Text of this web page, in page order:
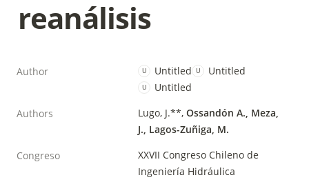
reanálisis
Author U Untitled U Untitled
U
Untitled
Authors
Lugo, J.**, Ossandón A., Meza,
J., Lagos-Zuñiga, M.
Congreso
XXVII Congreso Chileno de
Ingeniería Hidráulica